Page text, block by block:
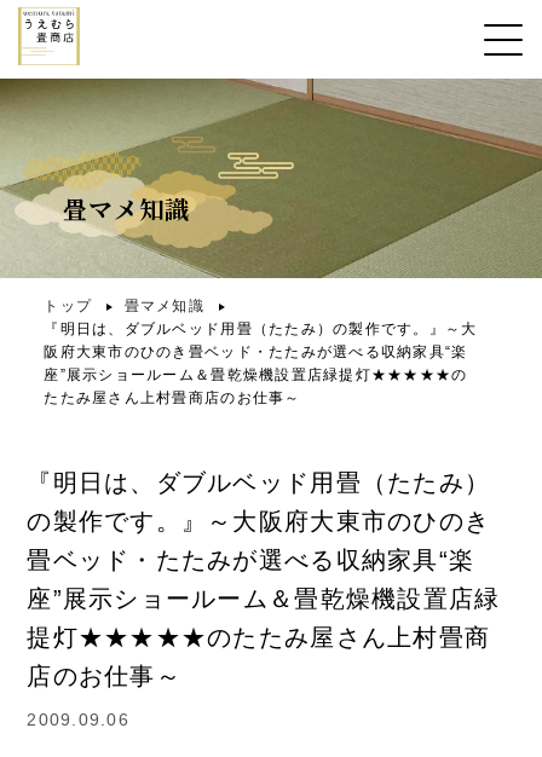
畳マメ知識
トップ
畳マメ知識
『明日は、ダブルベッド用畳（たたみ）の製作です。』～大
阪府大東市のひのき畳ベッド・たたみが選べる収納家具“楽
座”展示ショールーム＆畳乾燥機設置店緑提灯★★★★★の
たたみ屋さん上村畳商店のお仕事～
『明日は、ダブルベッド用畳（たたみ）
の製作です。』～大阪府大東市のひのき
畳ベッド・たたみが選べる収納家具“楽
座”展示ショールーム＆畳乾燥機設置店緑
提灯★★★★★のたたみ屋さん上村畳商
店のお仕事～
2009.09.06